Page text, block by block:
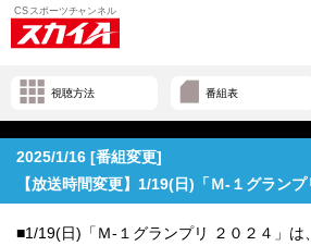
視聴方法 番組表
2025/1/16 [番組変更]
【放送時間変更】1/19(日)「Ｍ-１グランプ
■1/19(日)「Ｍ-１グランプリ ２０２４」は